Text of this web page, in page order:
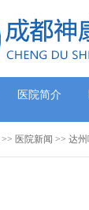
医院简介
>> 医院新闻 >> 达